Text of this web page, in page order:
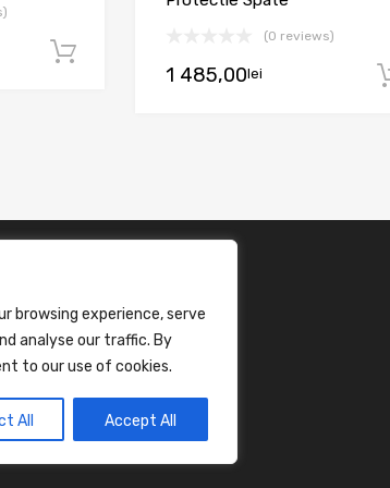
browsing experience, serve
analyse our traffic. By
to our use of cookies.
All Accept All
(0 reviews)
1 485,00lei
Theme by Themes Zone